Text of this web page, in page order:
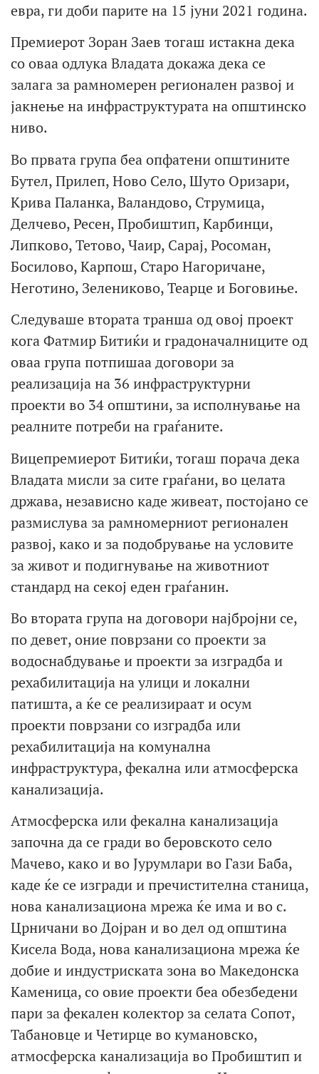
евра, ги доби парите на 15 јуни 2021 година.
Премиерот Зоран Заев тогаш истакна дека
со оваа одлука Владата докажа дека се
залага за рамномерен регионален развој и
јакнење на инфраструктурата на општинско
ниво.
Во првата група беа опфатени општините
Бутел, Прилеп, Ново Село, Шуто Оризари,
Крива Паланка, Валандово, Струмица,
Делчево, Ресен, Пробиштип, Карбинци,
Липково, Тетово, Чаир, Сарај, Росоман,
Босилово, Карпош, Старо Нагоричане,
Неготино, Зелениково, Теарце и Боговиње.
Следуваше втората транша од овој проект
кога Фатмир Битиќи и градоначалниците од
оваа група потпишаа договори за
реализација на 36 инфраструктурни
проекти во 34 општини, за исполнување на
реалните потреби на граѓаните.
Вицепремиерот Битиќи, тогаш порача дека
Владата мисли за сите граѓани, во целата
држава, независно каде живеат, постојано се
размислува за рамномерниот регионален
развој, како и за подобрување на условите
за живот и подигнување на животниот
стандард на секој еден граѓанин.
Во втората група на договори најбројни се,
по девет, оние поврзани со проекти за
водоснабдување и проекти за изградба и
рехабилитација на улици и локални
патишта, а ќе се реализираат и осум
проекти поврзани со изградба или
рехабилитација на комунална
инфраструктура, фекална или атмосферска
канализација.
Атмосферска или фекална канализација
започна да се гради во беровското село
Мачево, како и во Јурумлари во Гази Баба,
каде ќе се изгради и пречистителна станица,
нова канализациона мрежа ќе има и во с.
Црничани во Дојран и во дел од општина
Кисела Вода, нова канализациона мрежа ќе
добие и индустриската зона во Македонска
Каменица, со овие проекти беа обезбедени
пари за фекален колектор за селата Сопот,
Табановце и Четирце во кумановско,
атмосферска канализација во Пробиштип и